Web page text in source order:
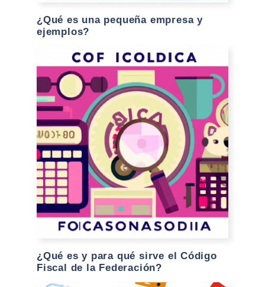
¿Qué es una pequeña empresa y
ejemplos?
¿Qué es y para qué sirve el Código
Fiscal de la Federación?